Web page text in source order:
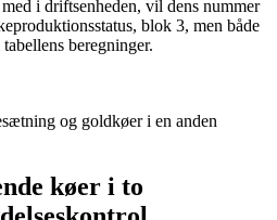
i driftsenheden, vil dens nummer
blok 3, men både
beregninger.
og goldkøer i en anden
køer i to